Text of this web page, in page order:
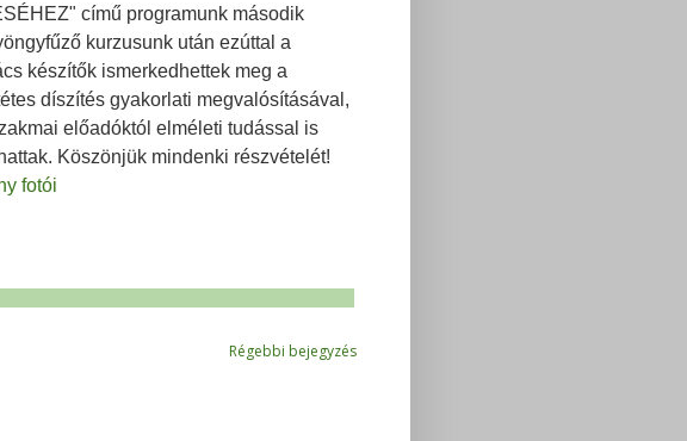
című programunk második
kurzusunk után ezúttal a
készítők ismerkedhettek meg a
díszítés gyakorlati megvalósításával,
előadóktól elméleti tudással is
Köszönjük mindenki részvételét!
fotói
Régebbi bejegyzés